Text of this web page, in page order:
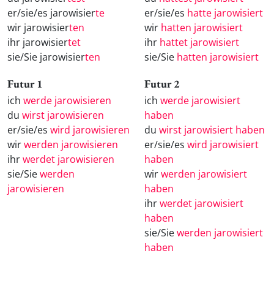
er/sie/es jarowisierte
wir jarowisierten
ihr jarowisiertet
sie/Sie jarowisierten
er/sie/es hatte jarowisiert
wir hatten jarowisiert
ihr hattet jarowisiert
sie/Sie hatten jarowisiert
Futur 1
ich werde jarowisieren
du wirst jarowisieren
er/sie/es wird jarowisieren
wirwerden jarowisieren
ihrwerdet jarowisieren
sie/Siewerden
jarowisieren
Futur 2
ich werde jarowisiert
haben
du wirst jarowisiert haben
er/sie/es wird jarowisiert
haben
wirwerden jarowisiert
haben
ihrwerdet jarowisiert
haben
sie/Siewerden jarowisiert
haben